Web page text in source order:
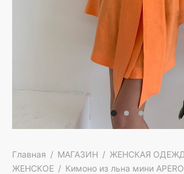
Главная / МАГАЗИН / ЖЕНСКАЯ
ЖЕНСКОЕ / Кимоно из льна мини
СЕРТИФИКАТЫ
И МАЙКИ